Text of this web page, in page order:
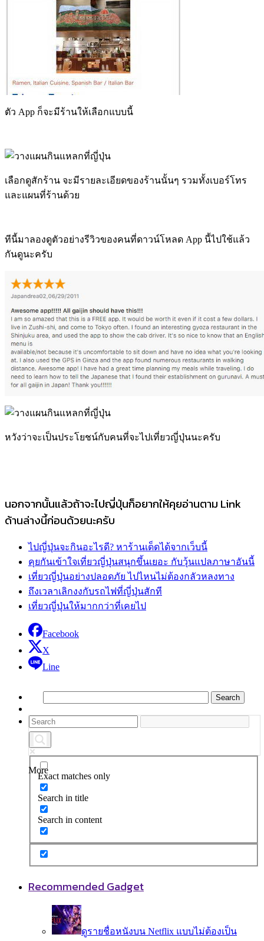
ตัว App ก็จะมีร้านให้เลือกแบบนี้
เลือกดูสักร้าน จะมีรายละเอียดของร้านนั้นๆ รวมทั้งเบอร์โทร
และแผนที่ร้านด้วย
ทีนี้มาลองดูตัวอย่างรีวิวของคนที่ดาวน์โหลด App นี้ไปใช้แล้ว
กันดูนะครับ
หวังว่าจะเป็นประโยชน์กับคนที่จะไปเที่ยวญี่ปุ่นนะครับ
นอกจากนั้นแล้วถ้าจะไปญี่ปุ่นก็อยากให้คุยอ่านตาม Link
ด้านล่างนี้ก่อนด้วยนะครับ
ไปญี่ปุ่นจะกินอะไรดี? หาร้านเด็ดได้จากเว็บนี้
คุยกันเข้าใจเที่ยวญี่ปุ่นสนุกขึ้นเยอะ กับวุ้นแปลภาษาอันนี้
เที่ยวญี่ปุ่นอย่างปลอดภัย ไปไหนไม่ต้องกลัวหลงทาง
ถึงเวลาเลิกงงกับรถไฟที่ญี่ปุ่นสักที
เที่ยวญี่ปุ่นให้มากกว่าที่เคยไป
Facebook
X
Line
More
Exact matches only
Search in title
Search in content
Recommended Gadget
ดูรายชื่อหนังบน Netflix แบบไม่ต้องเป็น